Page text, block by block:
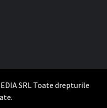
SRL Toate drepturile